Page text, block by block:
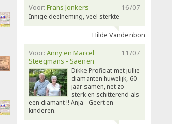
16/07
Voor: Frans Jonkers
Innige deelneming, veel sterkte
Hilde Vandenbon
11/07
Voor: Anny en Marcel
Steegmans - Saenen
Dikke Proficiat met jullie
diamanten huwelijk, 60
jaar samen, net zo
sterk en schitterend als
een diamant !! Anja - Geert en
kinderen.